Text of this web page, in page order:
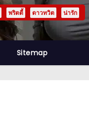
พริตตี้ ดาวทวิต น่ารัก
Sitemap